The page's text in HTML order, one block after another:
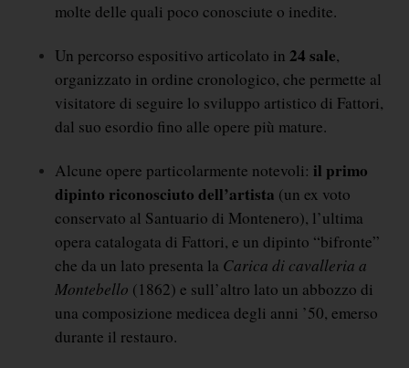
molte delle quali poco conosciute o inedite.
Un percorso espositivo articolato in 24 sale,
organizzato in ordine cronologico, che permette al
visitatore di seguire lo sviluppo artistico di Fattori,
dal suo esordio fino alle opere più mature.
Alcune opere particolarmente notevoli: il primo
dipinto riconosciuto dell’artista (un ex voto
conservato al Santuario di Montenero), l’ultima
opera catalogata di Fattori, e un dipinto “bifronte”
che da un lato presenta la Carica di cavalleria a
Montebello (1862) e sull’altro lato un abbozzo di
una composizione medicea degli anni ’50, emerso
durante il restauro.